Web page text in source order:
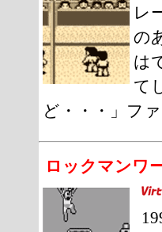
レ
の
は
て
ど・・・」フ
ロックマンワ